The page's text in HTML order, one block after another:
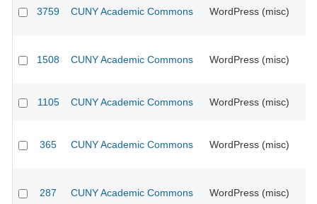
3759 CUNY Academic Commons WordPress (misc)
1508 CUNY Academic Commons WordPress (misc)
1105 CUNY Academic Commons WordPress (misc)
365 CUNY Academic Commons WordPress (misc)
287 CUNY Academic Commons WordPress (misc)